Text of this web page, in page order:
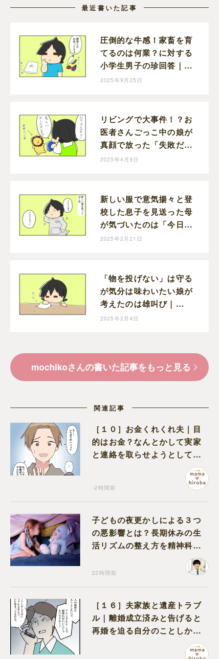
最近書いた記事
圧倒的な牛感！家畜を育
てるのは何業？に対する
小学生男子の珍回答｜
mochikoの育児マンガ
2025年9月25日
リビングで大事件！？お
医者さんごっこ中の娘が
真顔で放った「失敗だ」
｜mochikoの育児マンガ
2025年4月9日
新しい服で意気揚々と登
校した息子を見送った母
が気づいたのは「今日、
習字ある日」｜mochiko
2025年2月21日
「物を投げない」は守る
が気分は味わいたい娘が
考えたのは雄叫び｜
mochikoの育児マンガ
2025年2月4日
mochikoさんの書いた記事をもっと見る
関連記事
［１０］お金くれくれ夫｜目
的はお金？なんとかして実家
と連絡を取らせようとしてく
-2時間前
子どもの夜更かしによる３つ
の悪影響とは？長期休みの生
活リズムの整え方を精神科医
22時間前
［１６］夫家族と遺産トラブ
ル｜離婚成立済みと告げると
再婚を迫る自分のことしか考